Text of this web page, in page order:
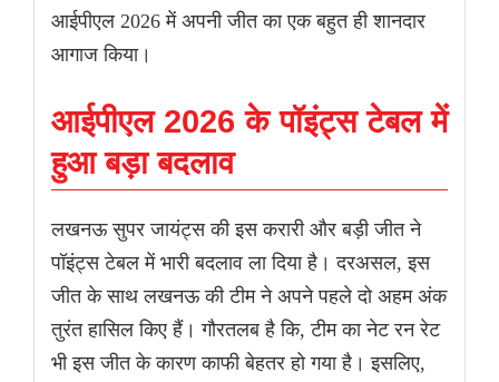
आईपीएल 2026 में अपनी जीत का एक बहुत ही शानदार
आगाज किया।
आईपीएल 2026 के पॉइंट्स टेबल में
हुआ बड़ा बदलाव
लखनऊ सुपर जायंट्स की इस करारी और बड़ी जीत ने
पॉइंट्स टेबल में भारी बदलाव ला दिया है। दरअसल, इस
जीत के साथ लखनऊ की टीम ने अपने पहले दो अहम अंक
तुरंत हासिल किए हैं। गौरतलब है कि, टीम का नेट रन रेट
भी इस जीत के कारण काफी बेहतर हो गया है। इसलिए,